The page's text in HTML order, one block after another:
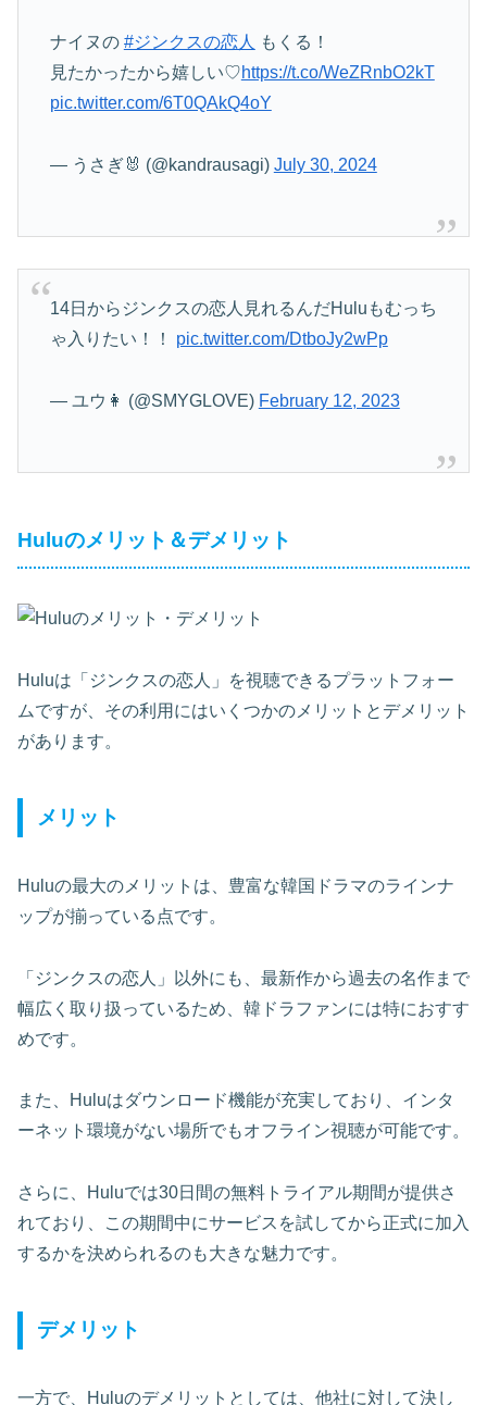
ナイヌの #ジンクスの恋人
もくる！
見たかったから嬉しい♡https://t.co/WeZRnbO2kT
pic.twitter.com/6T0QAkQ4oY
— うさぎ🐰 (@kandrausagi) July 30, 2024
14日からジンクスの恋人見れるんだHuluもむっち
ゃ入りたい！！ pic.twitter.com/DtboJy2wPp
— ユウ👩 (@SMYGLOVE) February 12, 2023
Huluのメリット＆デメリット
Huluは「ジンクスの恋人」を視聴できるプラットフォー
ムですが、その利用にはいくつかのメリットとデメリット
があります。
メリット
Huluの最大のメリットは、豊富な韓国ドラマのラインナ
ップが揃っている点です。
「ジンクスの恋人」以外にも、最新作から過去の名作まで
幅広く取り扱っているため、韓ドラファンには特におすす
めです。
また、Huluはダウンロード機能が充実しており、インタ
ーネット環境がない場所でもオフライン視聴が可能です。
さらに、Huluでは30日間の無料トライアル期間が提供さ
れており、この期間中にサービスを試してから正式に加入
するかを決められるのも大きな魅力です。
デメリット
一方で、Huluのデメリットとしては、他社に対して決し